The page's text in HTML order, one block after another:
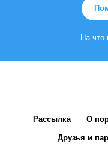
На что
Рассылка О
Друзья и